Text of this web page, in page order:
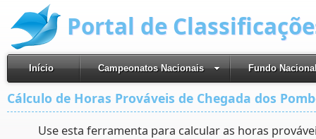
Portal de
Início Campeonatos Nacionais Fundo
Cálculo de Horas Prováveis de Chegada dos
Use esta ferramenta para calcular as horas